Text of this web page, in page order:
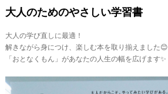
大人のためのやさしい学習書
大人の学び直しに最適！
解きながら身につけ、楽しむ本を取り揃えました😊
「おとなくもん」があなたの人生の幅を広げます✨